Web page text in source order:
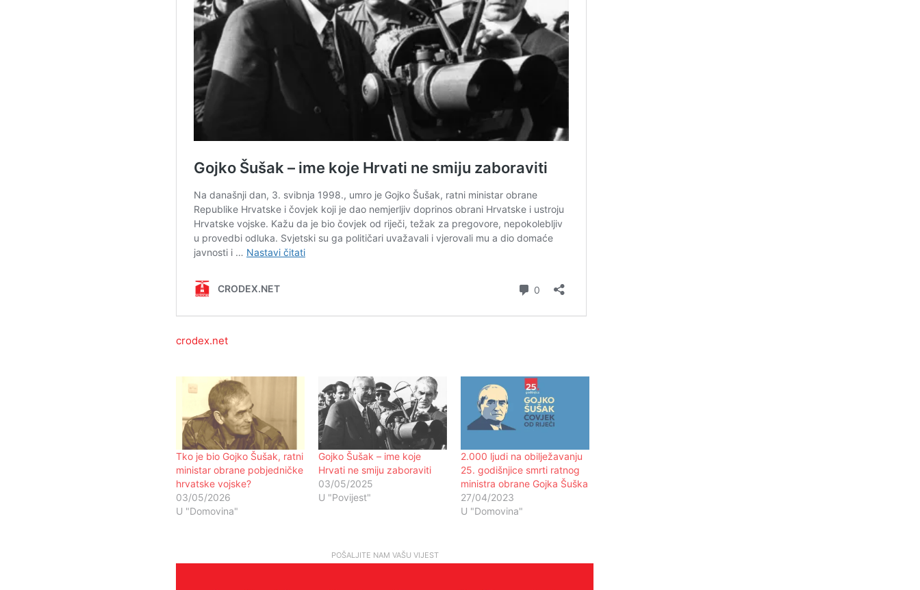
crodex.net
Tko je bio Gojko Šušak, ratni
ministar obrane pobjedničke
hrvatske vojske?
03/05/2026
U "Domovina"
Gojko Šušak – ime koje
Hrvati ne smiju zaboraviti
03/05/2025
U "Povijest"
2.000 ljudi na obilježavanju
25. godišnjice smrti ratnog
ministra obrane Gojka Šuška
27/04/2023
U "Domovina"
POŠALJITE NAM VAŠU VIJEST‘Najbolji dio pjesme je kad završi’